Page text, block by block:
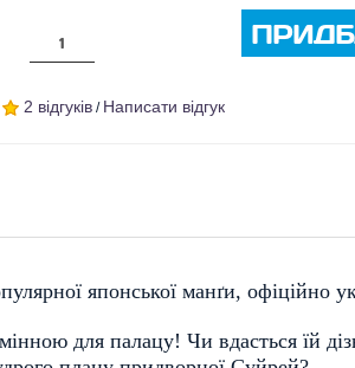
2 відгуків / Написати відгук
японської манґи, офіційно
для палацу! Чи вдасться їй